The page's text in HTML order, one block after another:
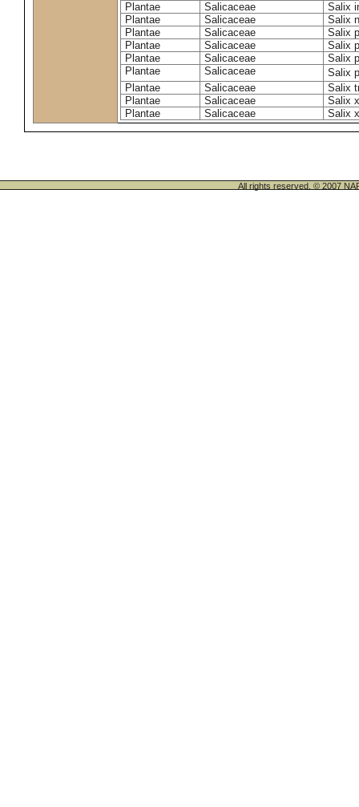
Plantae
Salicaceae
Salix
Plantae
Salicaceae
Salix
Plantae
Salicaceae
Salix
Plantae
Salicaceae
Salix
Plantae
Salicaceae
Salix
Plantae
Salicaceae
Salix
Plantae
Salicaceae
Salix
Plantae
Salicaceae
Salix
Plantae
Salicaceae Salix
All rights reserved. © 2007